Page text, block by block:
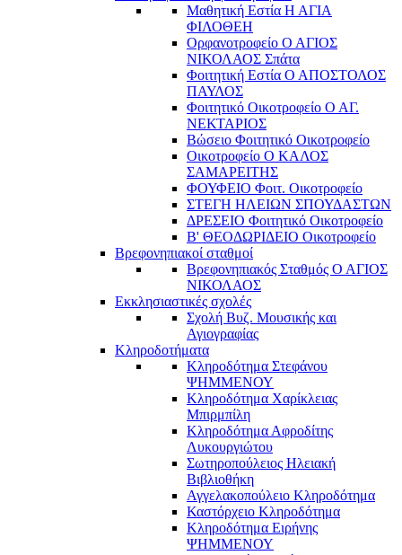
Μαθητική Εστία Η ΑΓΙΑ
ΦΙΛΟΘΕΗ
Ορφανοτροφείο Ο ΑΓΙΟΣ
ΝΙΚΟΛΑΟΣ Σπάτα
Φοιτητική Εστία Ο ΑΠΟΣΤΟΛΟΣ
ΠΑΥΛΟΣ
Φοιτητικό Οικοτροφείο Ο ΑΓ.
ΝΕΚΤΑΡΙΟΣ
Βώσειο Φοιτητικό Οικοτροφείο
Οικοτροφείο Ο ΚΑΛΟΣ
ΣΑΜΑΡΕΙΤΗΣ
ΦΟΥΦΕΙΟ Φοιτ. Οικοτροφείο
ΣΤΕΓΗ ΗΛΕΙΩΝ ΣΠΟΥΔΑΣΤΩΝ
ΔΡΕΣΕΙΟ Φοιτητικό Οικοτροφείο
Β' ΘΕΟΔΩΡΙΔΕΙΟ Οικοτροφείο
Βρεφονηπιακοί σταθμοί
Βρεφονηπιακός Σταθμός Ο ΑΓΙΟΣ
ΝΙΚΟΛΑΟΣ
Εκκλησιαστικές σχολές
Σχολή Βυζ. Μουσικής και
Αγιογραφίας
Κληροδοτήματα
Κληροδότημα Στεφάνου
ΨΗΜΜΕΝΟΥ
Κληροδότημα Χαρίκλειας
Μπιρμπίλη
Κληροδότημα Αφροδίτης
Λυκουργιώτου
Σωτηροπούλειος Ηλειακή
Βιβλιοθήκη
Αγγελακοπούλειο Κληροδότημα
Καστόρχειο Κληροδότημα
Κληροδότημα Ειρήνης
ΨΗΜΜΕΝΟΥ